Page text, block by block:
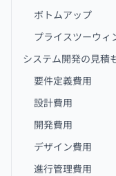
ボトムアップ
プライスツーウィ
システム開発の見積
要件定義費用
設計費用
開発費用
デザイン費用
進行管理費用